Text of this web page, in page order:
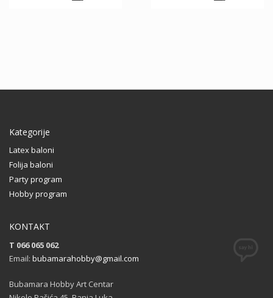
Kategorije
Latex baloni
Folija baloni
Party program
Hobby program
KONTAKT
T 066 065 062
Email: bubamarahobby@gmail.com
Bubamara Hobby Art Centar